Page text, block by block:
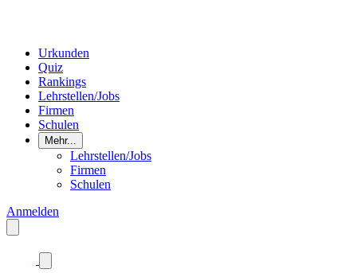
Urkunden
Quiz
Rankings
Lehrstellen/Jobs
Firmen
Schulen
Mehr...
Lehrstellen/Jobs
Firmen
Schulen
Anmelden